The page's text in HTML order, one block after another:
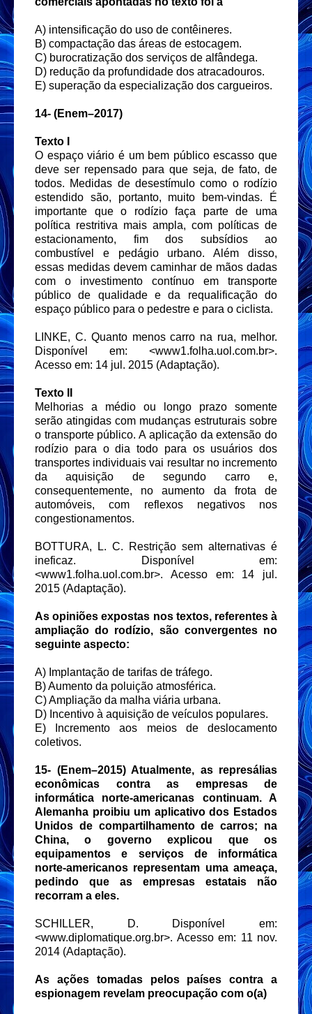
A) intensificação do uso de contêineres.
B) compactação das áreas de estocagem.
C) burocratização dos serviços de alfândega.
D) redução da profundidade dos atracadouros.
E) superação da especialização dos cargueiros.
14- (Enem–2017)
Texto I
O espaço viário é um bem público escasso que
deve ser repensado para que seja, de fato, de
todos. Medidas de desestímulo como o rodízio
estendido são, portanto, muito bem-vindas. É
importante que o rodízio faça parte de uma
política restritiva mais ampla, com políticas de
estacionamento, fim dos subsídios ao
combustível e pedágio urbano. Além disso,
essas medidas devem caminhar de mãos dadas
com o investimento contínuo em transporte
público de qualidade e da requalificação do
espaço público para o pedestre e para o ciclista.
LINKE, C. Quanto menos carro na rua, melhor.
Disponível em: <www1.folha.uol.com.br>.
Acesso em: 14 jul. 2015 (Adaptação).
Texto II
Melhorias a médio ou longo prazo somente
serão atingidas com mudanças estruturais sobre
o transporte público. A aplicação da extensão do
rodízio para o dia todo para os usuários dos
transportes individuais vai resultar no incremento
da aquisição de segundo carro e,
consequentemente, no aumento da frota de
automóveis, com reflexos negativos nos
congestionamentos.
BOTTURA, L. C. Restrição sem alternativas é
ineficaz. Disponível em:
<www1.folha.uol.com.br>. Acesso em: 14 jul.
2015 (Adaptação).
As opiniões expostas nos textos, referentes à
ampliação do rodízio, são convergentes no
seguinte aspecto:
A) Implantação de tarifas de tráfego.
B) Aumento da poluição atmosférica.
C) Ampliação da malha viária urbana.
D) Incentivo à aquisição de veículos populares.
E) Incremento aos meios de deslocamento
coletivos.
15- (Enem–2015) Atualmente, as represálias
econômicas contra as empresas de
informática norte-americanas continuam. A
Alemanha proibiu um aplicativo dos Estados
Unidos de compartilhamento de carros; na
China, o governo explicou que os
equipamentos e serviços de informática
norte-americanos representam uma ameaça,
pedindo que as empresas estatais não
recorram a eles.
SCHILLER, D. Disponível em:
<www.diplomatique.org.br>. Acesso em: 11 nov.
2014 (Adaptação).
As ações tomadas pelos países contra a
espionagem revelam preocupação com o(a)